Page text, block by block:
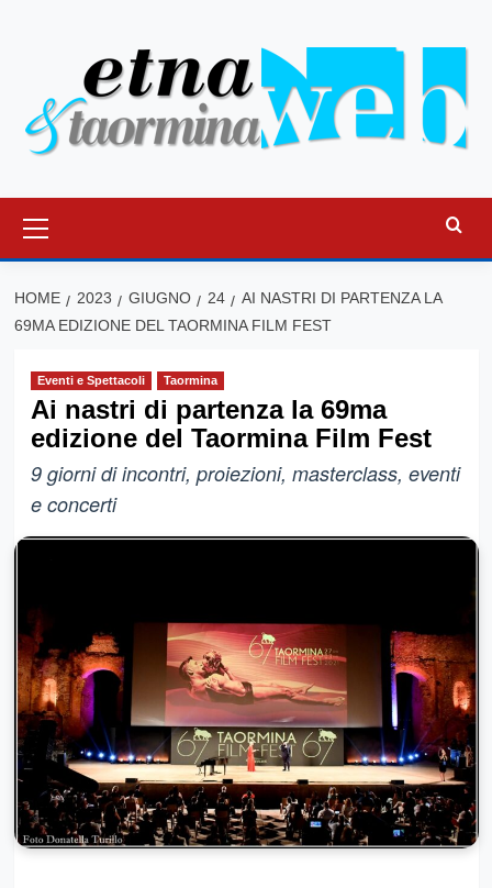
principale
HOME 2023 GIUGNO 24
AI NASTRI DI PARTENZA LA
69MA EDIZIONE DEL TAORMINA FILM FEST
Eventi e Spettacoli Taormina
Ai nastri di partenza la 69ma
edizione del Taormina Film Fest
9 giorni di incontri, proiezioni, masterclass, eventi
e concerti